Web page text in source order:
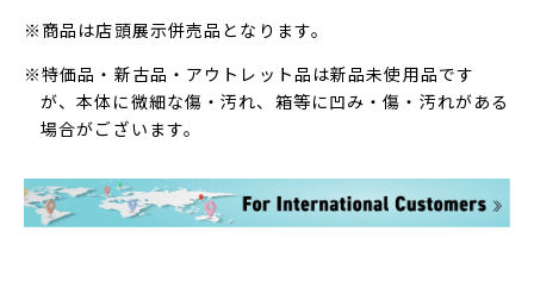
※商品は店頭展示併売品となります。
※特価品・新古品・アウトレット品は新品未使用品です
が、本体に微細な傷・汚れ、箱等に凹み・傷・汚れがある
場合がございます。